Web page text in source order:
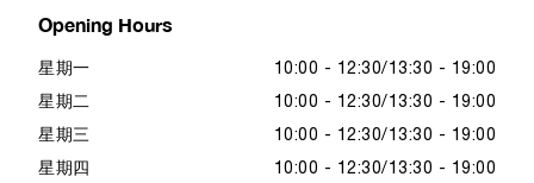
Opening Hours
星期一 10:00 - 12:30 13:30 - 19:00
星期二 10:00 - 12:30 13:30 - 19:00
星期三 10:00 - 12:30 13:30 - 19:00
星期四 10:00 - 12:30 13:30 - 19:00